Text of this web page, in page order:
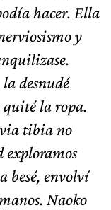
hacer. Ella
y
desnudé
quité la ropa.
tibia no
exploramos
besé, envolví
Naoko